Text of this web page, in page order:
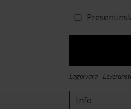
Lagervara -
Info